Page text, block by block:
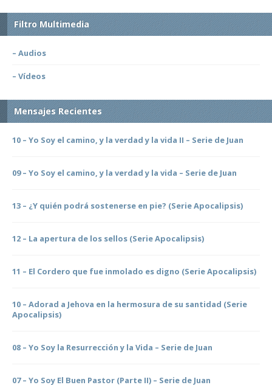
Filtro Multimedia
– Audios
– Vídeos
Mensajes Recientes
10 – Yo Soy el camino, y la verdad y la vida II – Serie de Juan
09 – Yo Soy el camino, y la verdad y la vida – Serie de Juan
13 – ¿Y quién podrá sostenerse en pie? (Serie Apocalipsis)
12 – La apertura de los sellos (Serie Apocalipsis)
11 – El Cordero que fue inmolado es digno (Serie Apocalipsis)
10 – Adorad a Jehova en la hermosura de su santidad (Serie
Apocalipsis)
08 – Yo Soy la Resurrección y la Vida – Serie de Juan
07 – Yo Soy El Buen Pastor (Parte II) – Serie de Juan